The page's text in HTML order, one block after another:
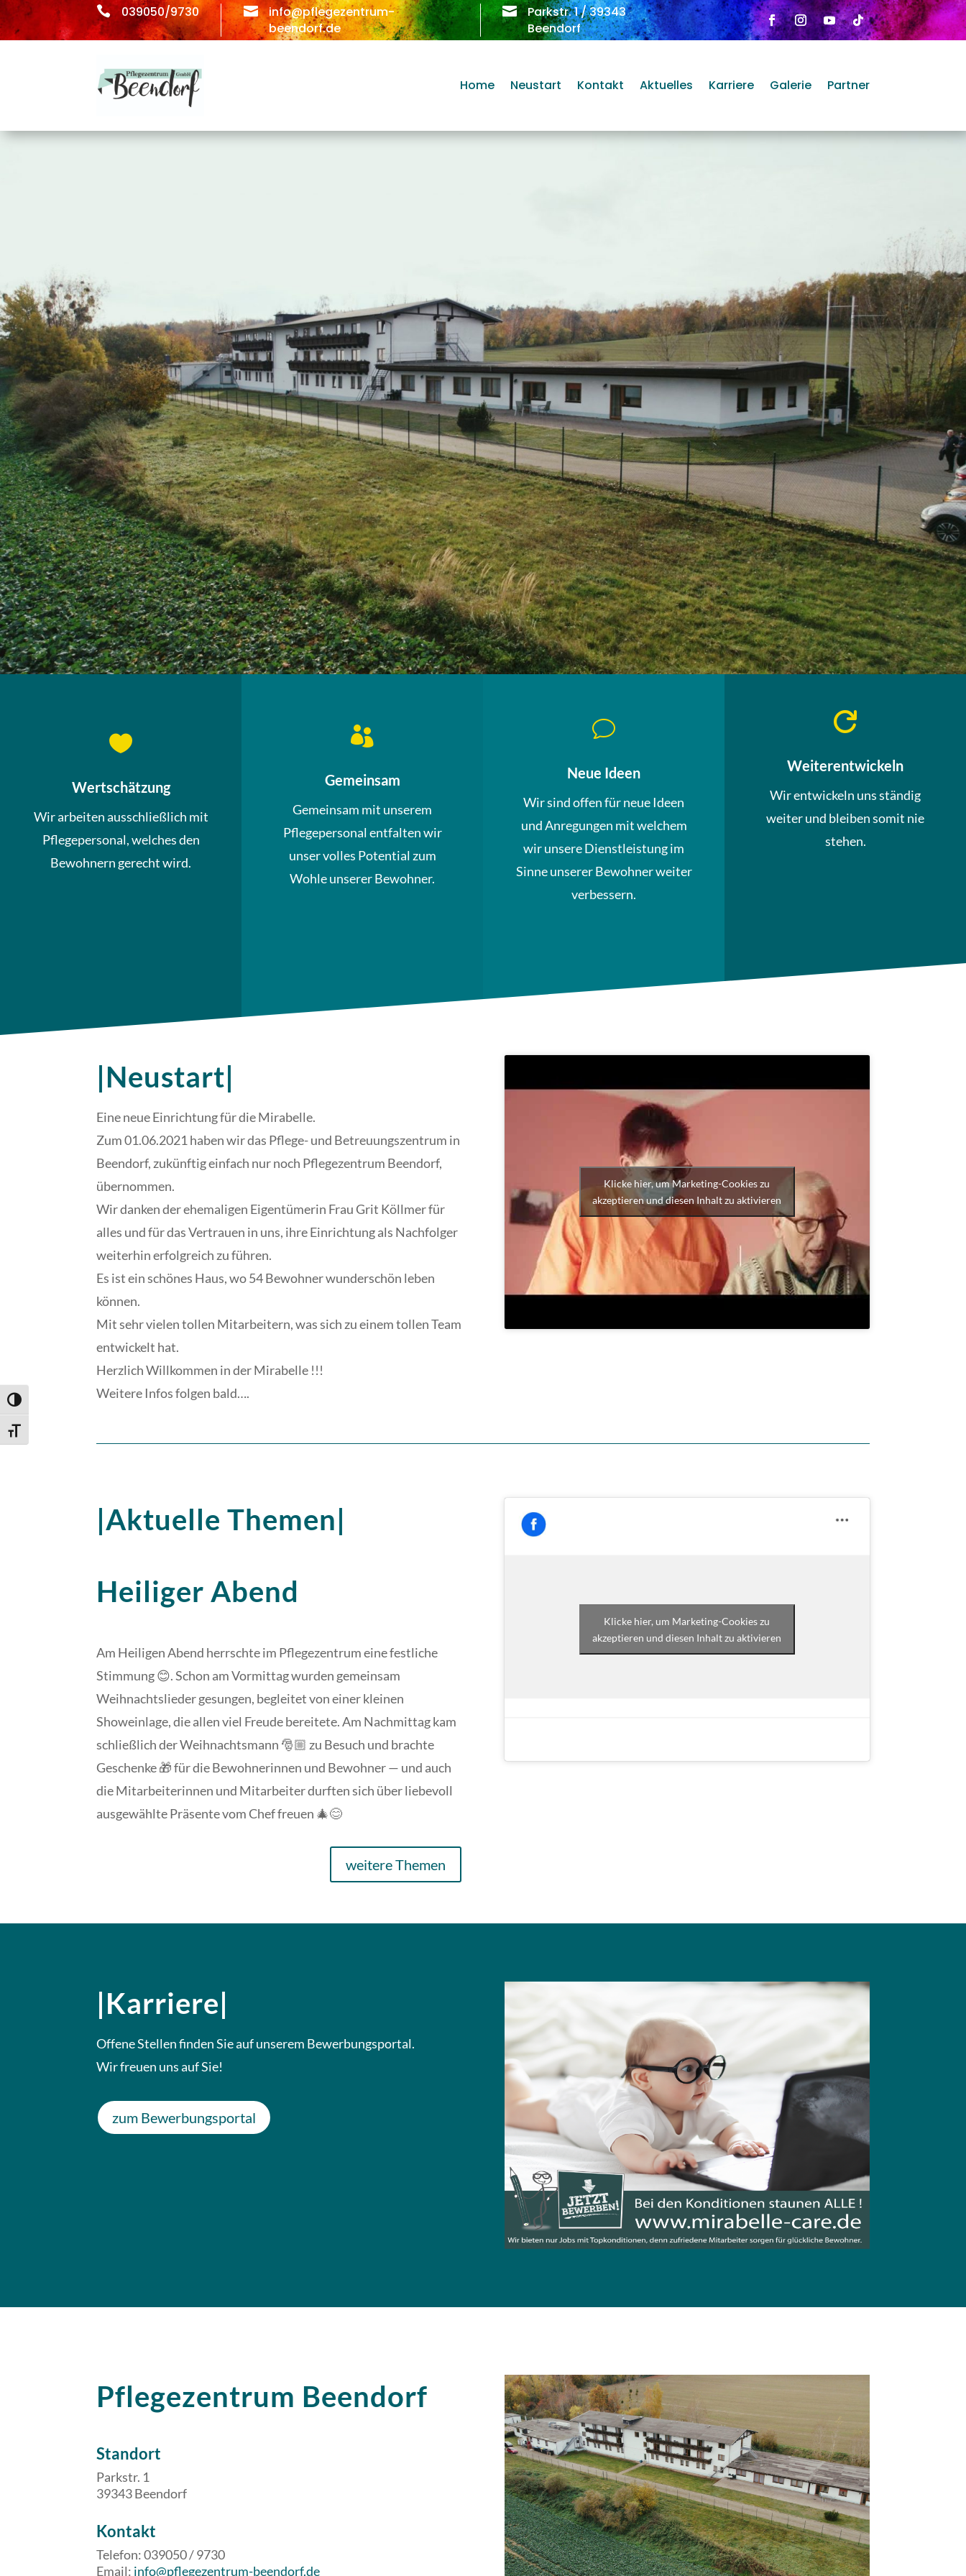
Umschalten auf hohe Kontraste
Schrift vergrößern
 039050/9730 
info@pflegezentrum-
beendorf.de

Parkstr. 1 / 39343
Beendorf
Home Neustart Kontakt Aktuelles Karriere Galerie Partner

Wertschätzung
Wir arbeiten ausschließlich mit
Pflegepersonal, welches den
Bewohnern gerecht wird.

Gemeinsam
Gemeinsam mit unserem
Pflegepersonal entfalten wir
unser volles Potential zum
Wohle unserer Bewohner.
v
Neue Ideen
Wir sind offen für neue Ideen
und Anregungen mit welchem
wir unsere Dienstleistung im
Sinne unserer Bewohner weiter
verbessern.

Weiterentwickeln
Wir entwickeln uns ständig
weiter und bleiben somit nie
stehen.
|Neustart|
Eine neue Einrichtung für die Mirabelle.
Zum 01.06.2021 haben wir das Pflege- und Betreuungszentrum in
Beendorf, zukünftig einfach nur noch Pflegezentrum Beendorf,
übernommen.
Wir danken der ehemaligen Eigentümerin Frau Grit Köllmer für
alles und für das Vertrauen in uns, ihre Einrichtung als Nachfolger
weiterhin erfolgreich zu führen.
Es ist ein schönes Haus, wo 54 Bewohner wunderschön leben
können.
Mit sehr vielen tollen Mitarbeitern, was sich zu einem tollen Team
entwickelt hat.
Herzlich Willkommen in der Mirabelle !!!
Weitere Infos folgen bald….
Klicke hier, um Marketing-Cookies zu
akzeptieren und diesen Inhalt zu aktivieren
|Aktuelle Themen|
Heiliger Abend
Am Heiligen Abend herrschte im Pflegezentrum eine festliche
Stimmung 😊. Schon am Vormittag wurden gemeinsam
Weihnachtslieder gesungen, begleitet von einer kleinen
Showeinlage, die allen viel Freude bereitete. Am Nachmittag kam
schließlich der Weihnachtsmann 🎅🏼 zu Besuch und brachte
Geschenke 🎁 für die Bewohnerinnen und Bewohner — und auch
die Mitarbeiterinnen und Mitarbeiter durften sich über liebevoll
ausgewählte Präsente vom Chef freuen 🎄😊
weitere Themen
Klicke hier, um Marketing-Cookies zu
akzeptieren und diesen Inhalt zu aktivieren
|Karriere|
Offene Stellen finden Sie auf unserem Bewerbungsportal.
Wir freuen uns auf Sie!
zum Bewerbungsportal
Pflegezentrum Beendorf
Standort
Parkstr. 1
39343 Beendorf
​​Kontakt
Telefon: 039050 / 9730
Email: info@pflegezentrum-beendorf.de